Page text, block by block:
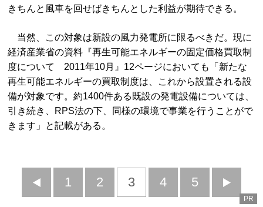
きちんと風車を回せばきちんとした利益が期待できる。
当然、この対象は新設の風力発電所に限るべきだ。現に
経済産業省の資料『再生可能エネルギーの固定価格買取制
度について 2011年10月』12ページにおいても「新たな
再生可能エネルギーの買取制度は、これから設置される設
備が対象です。約1400件ある既設の発電設備については、
引き続き、RPS法の下、同様の環境で事業を行うことがで
きます」と記載がある。
前
1 2 3 4 5
PR